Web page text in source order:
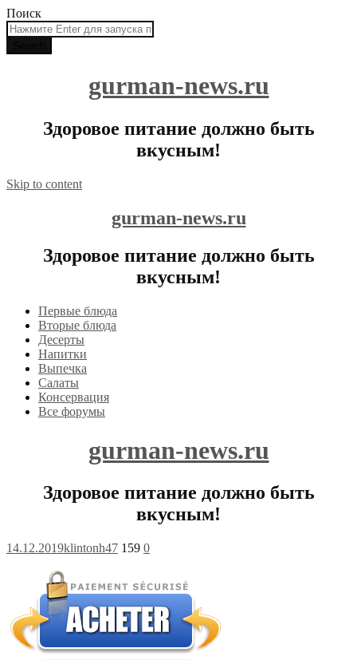
Поиск
gurman-news.ru
Здоровое питание должно быть
вкусным!
Skip to content
gurman-news.ru
Здоровое питание должно быть
вкусным!
Первые блюда
Вторые блюда
Десерты
Напитки
Выпечка
Салаты
Консервация
Все форумы
gurman-news.ru
Здоровое питание должно быть
вкусным!
14.12.2019klintonh47 159 0